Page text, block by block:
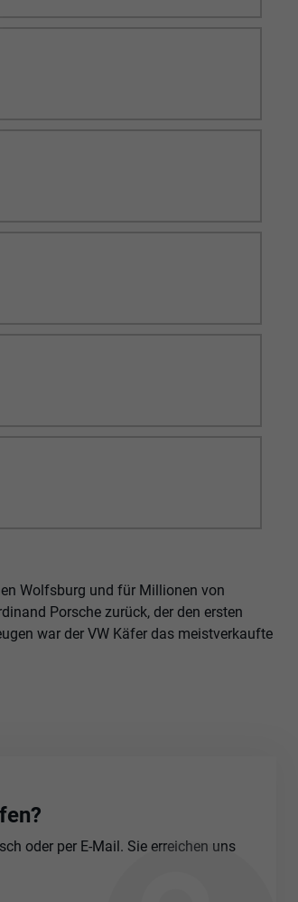
Wolfsburg und für Millionen von
Porsche zurück, der den ersten
war der VW Käfer das meistverkaufte
oder per E-Mail. Sie erreichen uns